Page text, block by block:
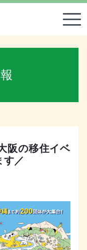
阪の移住イベ
す／